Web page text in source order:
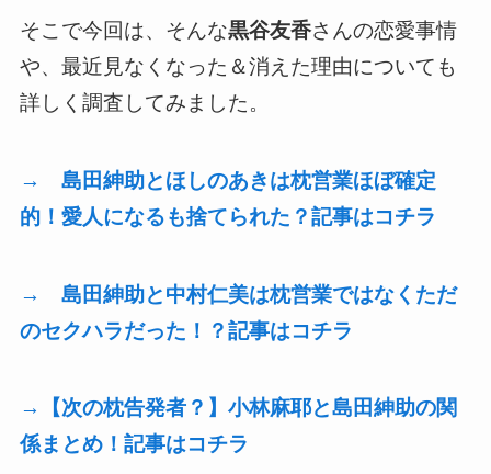
そこで今回は、そんな黒谷友香さんの恋愛事情
や、最近見なくなった＆消えた理由についても
詳しく調査してみました。
→ 島田紳助とほしのあきは枕営業ほぼ確定
的！愛人になるも捨てられた？記事はコチラ
→ 島田紳助と中村仁美は枕営業ではなくただ
のセクハラだった！？記事はコチラ
→【次の枕告発者？】小林麻耶と島田紳助の関
係まとめ！記事はコチラ